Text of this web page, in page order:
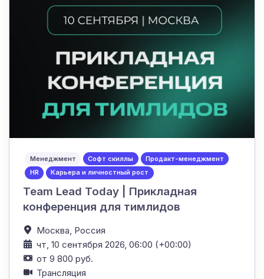
Менеджмент Софт скиллы
Продакт-менеджмент
HR
Карьера и личностный рост
Team Lead Today | Прикладная
конференция для тимлидов
Москва, Россия
чт, 10 сентября 2026, 06:00 (+00:00)
от 9 800 руб.
Трансляция